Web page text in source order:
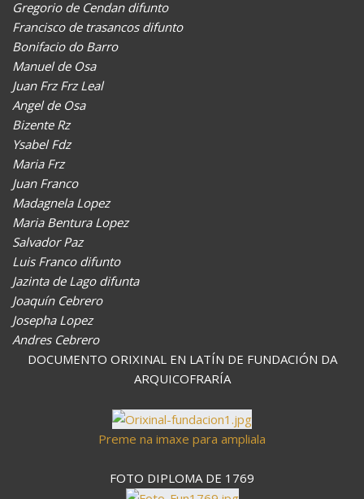
Gregorio de Cendan difunto
Francisco de trasancos difunto
Bonifacio do Barro
Manuel de Osa
Juan Frz Frz Leal
Angel de Osa
Bizente Rz
Ysabel Fdz
Maria Frz
Juan Franco
Madagnela Lopez
Maria Bentura Lopez
Salvador Paz
Luis Franco difunto
Jazinta de Lago difunta
Joaquín Cebrero
Josepha Lopez
Andres Cebrero
DOCUMENTO ORIXINAL EN LATÍN DE FUNDACIÓN DA
ARQUICOFRARÍA
Preme na imaxe para ampliala
FOTO DIPLOMA DE 1769